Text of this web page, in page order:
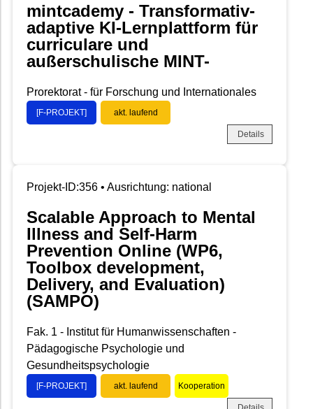
mintcademy - Transformativ-
adaptive KI-Lernplattform für
curriculare und
außerschulische MINT-
Prorektorat - für Forschung und Internationales
[F-PROJEKT] akt. laufend
Details
Projekt-ID:356 • Ausrichtung: national
Scalable Approach to Mental
Illness and Self-Harm
Prevention Online (WP6,
Toolbox development,
Delivery, and Evaluation)
(SAMPO)
Fak. 1 - Institut für Humanwissenschaften -
Pädagogische Psychologie und
Gesundheitspsychologie
[F-PROJEKT] akt. laufend Kooperation